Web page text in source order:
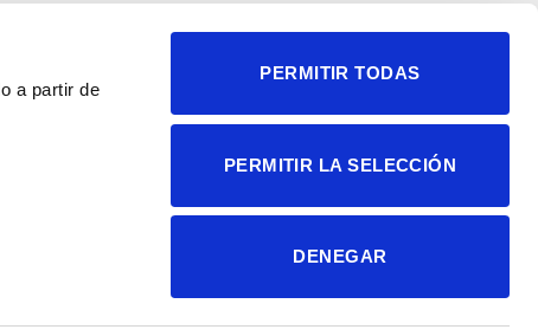
a partir de
PERMITIR TODAS
PERMITIR LA SELECCIÓN
DENEGAR
Neurociencias
Política de privacidad
Accesibilidad